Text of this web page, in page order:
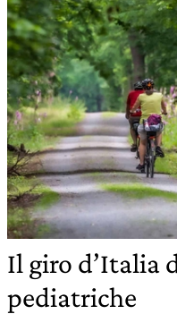
Il giro d’Italia
pediatriche